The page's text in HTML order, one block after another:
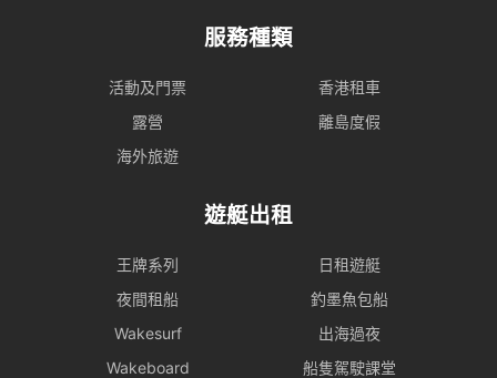
服務種類
活動及門票
香港租車
露營
離島度假
海外旅遊
遊艇出租
王牌系列
日租遊艇
夜間租船
釣墨魚包船
Wakesurf
出海過夜
Wakeboard
船隻駕駛課堂